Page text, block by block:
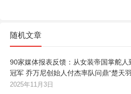
随机文章
90家媒体报表反馈：从女装帝国掌舵人
冠军 乔万尼创始人付杰率队问鼎“楚天
2025年11月3日